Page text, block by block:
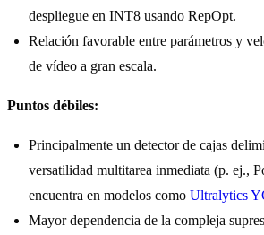
despliegue en INT8 usando RepOpt.
Relación favorable entre parámetros y
de vídeo a gran escala.
Puntos débiles:
Principalmente un detector de cajas
versatilidad multitarea inmediata (p. ej.,
encuentra en modelos como Ultralytics
Mayor dependencia de la compleja